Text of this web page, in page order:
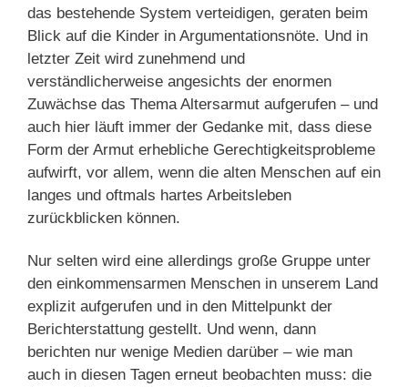
das bestehende System verteidigen, geraten beim
Blick auf die Kinder in Argumentationsnöte. Und in
letzter Zeit wird zunehmend und
verständlicherweise angesichts der enormen
Zuwächse das Thema Altersarmut aufgerufen – und
auch hier läuft immer der Gedanke mit, dass diese
Form der Armut erhebliche Gerechtigkeitsprobleme
aufwirft, vor allem, wenn die alten Menschen auf ein
langes und oftmals hartes Arbeitsleben
zurückblicken können.
Nur selten wird eine allerdings große Gruppe unter
den einkommensarmen Menschen in unserem Land
explizit aufgerufen und in den Mittelpunkt der
Berichterstattung gestellt. Und wenn, dann
berichten nur wenige Medien darüber – wie man
auch in diesen Tagen erneut beobachten muss: die